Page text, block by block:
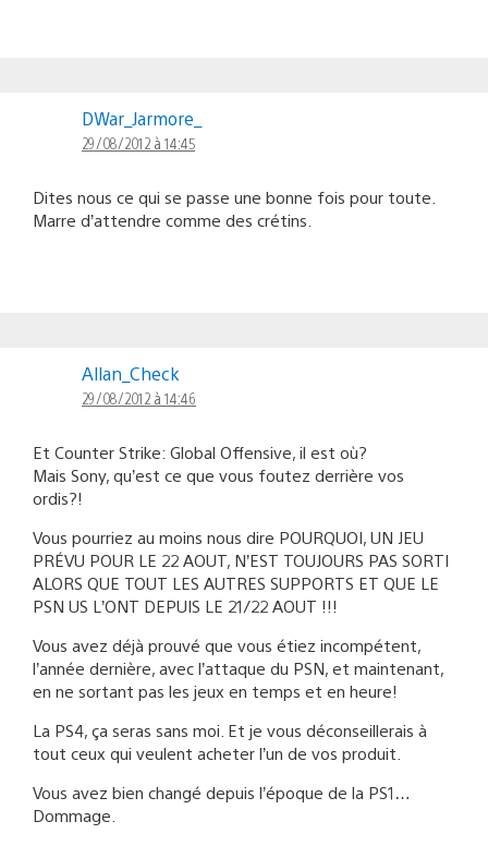
DWar_Jarmore_
29/08/2012 à 14:45
Dites nous ce qui se passe une bonne fois pour toute.
Marre d’attendre comme des crétins.
Allan_Check
29/08/2012 à 14:46
Et Counter Strike: Global Offensive, il est où?
Mais Sony, qu’est ce que vous foutez derrière vos
ordis?!
Vous pourriez au moins nous dire POURQUOI, UN JEU
PRÉVU POUR LE 22 AOUT, N’EST TOUJOURS PAS SORTI
ALORS QUE TOUT LES AUTRES SUPPORTS ET QUE LE
PSN US L’ONT DEPUIS LE 21/22 AOUT !!!
Vous avez déjà prouvé que vous étiez incompétent,
l’année dernière, avec l’attaque du PSN, et maintenant,
en ne sortant pas les jeux en temps et en heure!
La PS4, ça seras sans moi. Et je vous déconseillerais à
tout ceux qui veulent acheter l’un de vos produit.
Vous avez bien changé depuis l’époque de la PS1…
Dommage.